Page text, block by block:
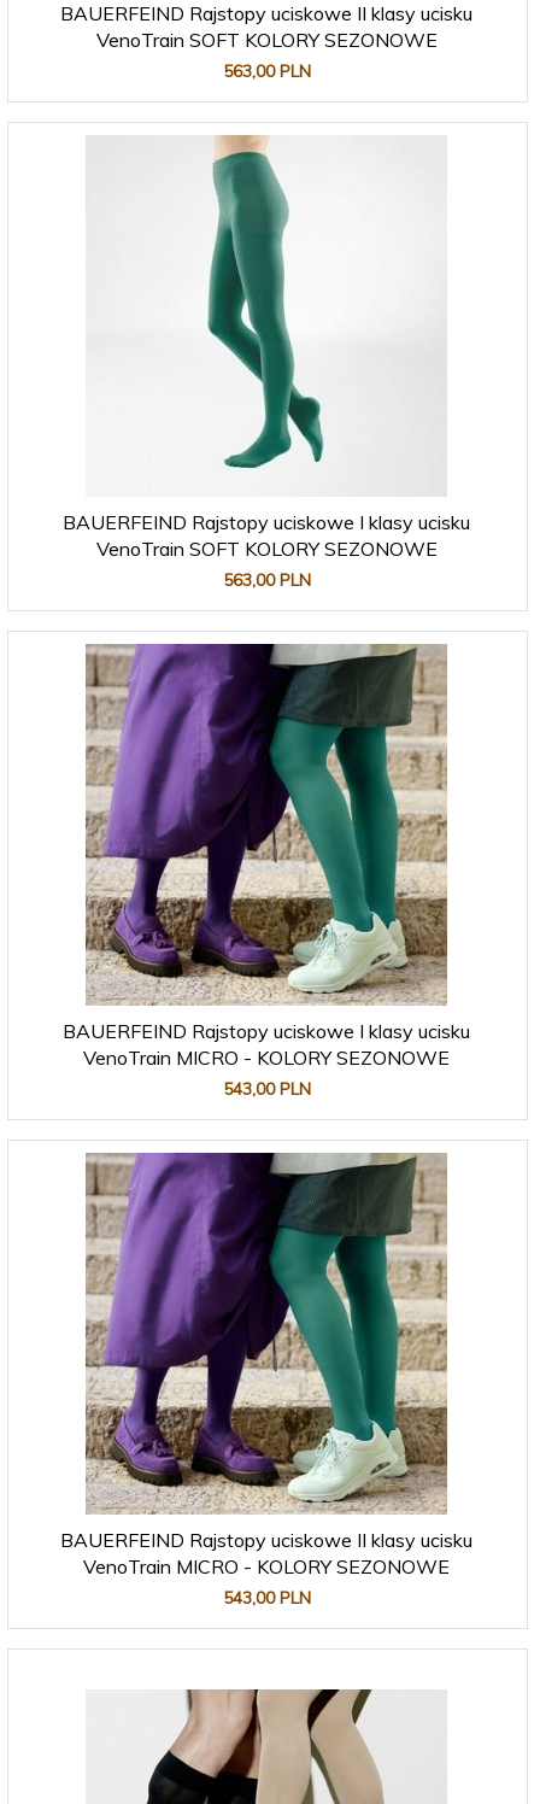
BAUERFEIND Rajstopy uciskowe II klasy ucisku
VenoTrain SOFT KOLORY SEZONOWE
563,00 PLN
BAUERFEIND Rajstopy uciskowe I klasy ucisku
VenoTrain SOFT KOLORY SEZONOWE
563,00 PLN
BAUERFEIND Rajstopy uciskowe I klasy ucisku
VenoTrain MICRO - KOLORY SEZONOWE
543,00 PLN
BAUERFEIND Rajstopy uciskowe II klasy ucisku
VenoTrain MICRO - KOLORY SEZONOWE
543,00 PLN